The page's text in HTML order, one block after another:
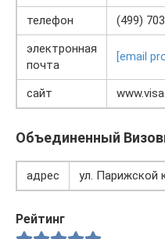
телефон
(499)
электронная
почта
[email
сайт
Объединенный
адрес ул. Парижской
Рейтинг